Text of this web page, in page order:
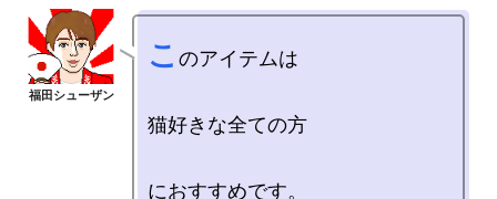
こ のアイテムは
猫好きな全ての方